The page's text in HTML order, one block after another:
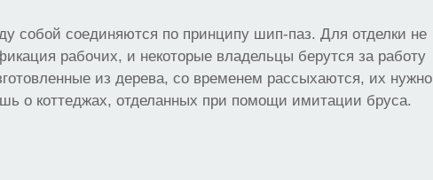
собой соединяются по принципу шип-паз. Для отделки не
рабочих, и некоторые владельцы берутся за работу
из дерева, со временем рассыхаются, их нужно
о коттеджах, отделанных при помощи имитации бруса.